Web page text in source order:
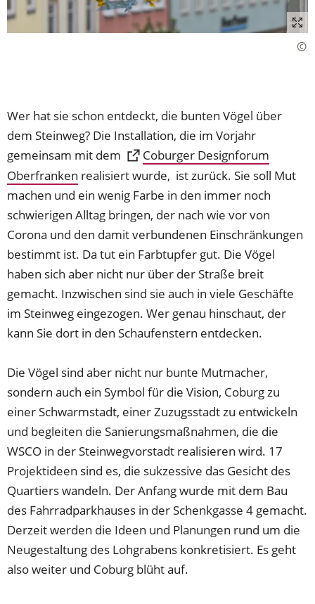
Wer hat sie schon entdeckt, die bunten Vögel über
dem Steinweg? Die Installation, die im Vorjahr
gemeinsam mit dem
Coburger Designforum
Oberfranken
(Öffnet
in
einem
neuen
Tab)
realisiert wurde, ist zurück. Sie soll Mut
machen und ein wenig Farbe in den immer noch
schwierigen Alltag bringen, der nach wie vor von
Corona und den damit verbundenen Einschränkungen
bestimmt ist. Da tut ein Farbtupfer gut. Die Vögel
haben sich aber nicht nur über der Straße breit
gemacht. Inzwischen sind sie auch in viele Geschäfte
im Steinweg eingezogen. Wer genau hinschaut, der
kann Sie dort in den Schaufenstern entdecken.
Die Vögel sind aber nicht nur bunte Mutmacher,
sondern auch ein Symbol für die Vision, Coburg zu
einer Schwarmstadt, einer Zuzugsstadt zu entwickeln
und begleiten die Sanierungsmaßnahmen, die die
WSCO in der Steinwegvorstadt realisieren wird. 17
Projektideen sind es, die sukzessive das Gesicht des
Quartiers wandeln. Der Anfang wurde mit dem Bau
des Fahrradparkhauses in der Schenkgasse 4 gemacht.
Derzeit werden die Ideen und Planungen rund um die
Neugestaltung des Lohgrabens konkretisiert. Es geht
also weiter und Coburg blüht auf.